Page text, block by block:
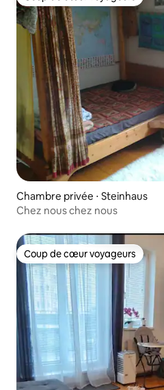
Coup de cœur voyageurs
Chambre privée ⋅ Steinhaus
Chez nous chez nous
Coup de cœur voyageurs
Coup de cœur voyageurs